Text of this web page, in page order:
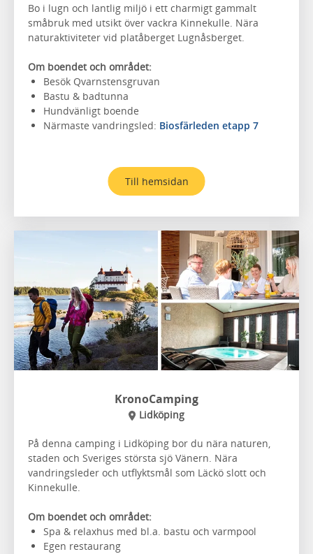
Bo i lugn och lantlig miljö i ett charmigt gammalt
småbruk med utsikt över vackra Kinnekulle. Nära
naturaktiviteter vid platåberget Lugnåsberget.
Om boendet och området:
Besök Qvarnstensgruvan
Bastu & badtunna
Hundvänligt boende
Närmaste vandringsled: Biosfärleden etapp 7
Till hemsidan
KronoCamping
Lidköping
På denna camping i Lidköping bor du nära naturen,
staden och Sveriges största sjö Vänern. Nära
vandringsleder och utflyktsmål som Läckö slott och
Kinnekulle.
Om boendet och området:
Spa & relaxhus med bl.a. bastu och varmpool
Egen restaurang